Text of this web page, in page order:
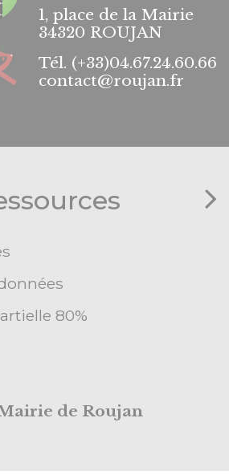
1, place de la Mairie
34320 ROUJAN
Tél. (+33)04.67.24.60.66
contact@roujan.fr
80%
de Roujan